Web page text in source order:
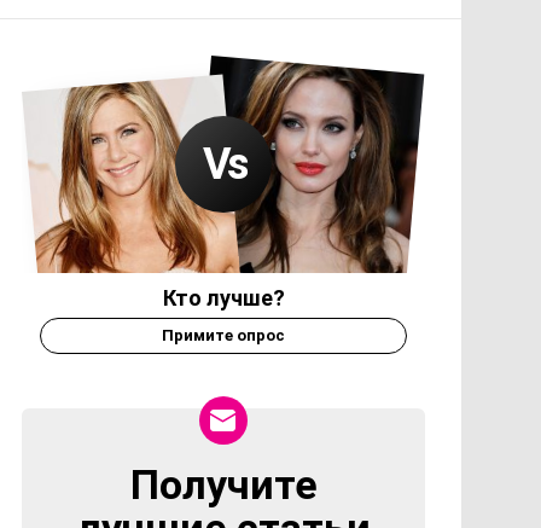
Кто лучше?
Примите опрос
NEWSLETTER
Получите